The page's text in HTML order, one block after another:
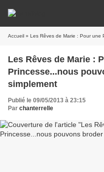
Accueil » Les Rêves de Marie : Pour une Petite
Les Rêves de Marie :
Princesse...nous
simplement
Publié le 09/05/2013 à 23:15
Par chanterrelle